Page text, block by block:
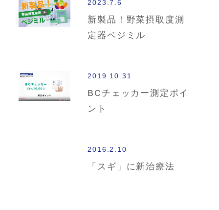
2023.7.6
新製品！野菜摂取度測
定器ベジミル
2019.10.31
BCチェッカー測定ポイ
ント
2016.2.10
「スギ」に新治療法